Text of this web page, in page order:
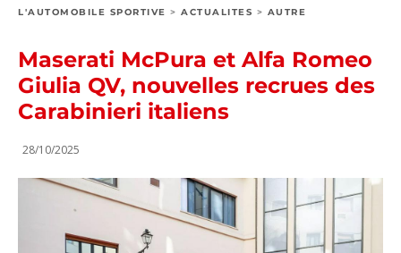
L'AUTOMOBILE SPORTIVE > ACTUALITES > AUTRE
Maserati McPura et Alfa Romeo
Giulia QV, nouvelles recrues des
Carabinieri italiens
28/10/2025